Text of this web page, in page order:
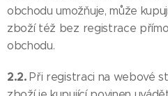
obchodu umožňuje, může
zboží též bez registrace
obchodu.
2.2.Při registraci na webové